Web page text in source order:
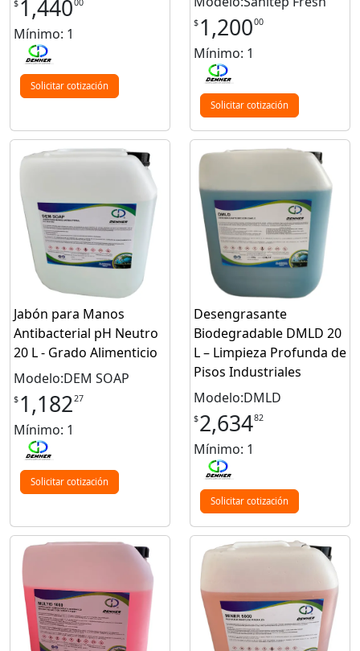
$ 1,440
Mínimo: 1
Solicitar cotización
$ 1,20000
Mínimo: 1
Solicitar cotización
Jabón para Manos
Antibacterial pH Neutro
20 L - Grado Alimenticio
Modelo:DEM SOAP
$ 1,18227
Mínimo: 1
Solicitar cotización
Desengrasante
Biodegradable DMLD 20
L – Limpieza Profunda de
Pisos Industriales
Modelo:DMLD
$2,63482
Mínimo: 1
Solicitar cotización